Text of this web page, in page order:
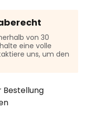
von 30
eine volle
uns, um den
Bestellung